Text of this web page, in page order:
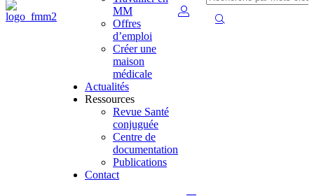
MM
Offres
d’emploi
Créer une
maison
médicale
Actualités
Ressources
Revue Santé
conjuguée
Centre de
documentation
Publications
Contact